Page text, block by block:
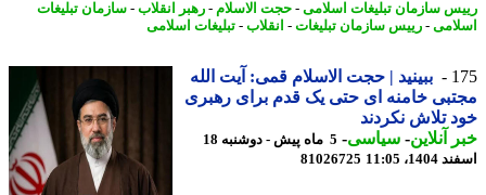
سازمان تبلیغات اسلامی-حجت الاسلام-رهبر انقلاب-سازمان تبلیغات
-رییس سازمان تبلیغات-انقلاب-تبلیغات اسلامی
ببینید | حجت الاسلام قمی: آیت الله
خامنه ای حتی یک قدم برای رهبری
تلاش نکردند
آنلاین-سیاسی-
5 ماه پیش - دوشنبه 18
11:05
81026725